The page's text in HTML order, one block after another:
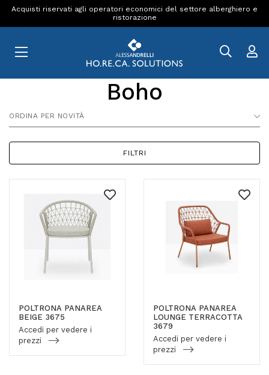
Acquisti riservati agli operatori economici del settore alberghiero e
ristorazione
Boho
ORDINA PER NOVITÀ
FILTRI
POLTRONA PANAREA
BEIGE 3675
Accedi per vedere i
prezzi
POLTRONA PANAREA
LOUNGE TERRACOTTA
3679
Accedi per vedere i
prezzi